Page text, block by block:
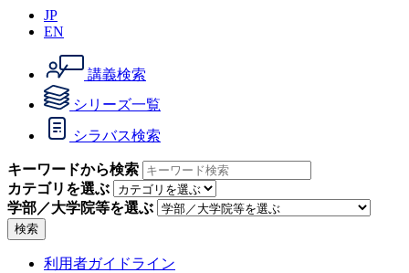
JP
EN
講義検索
シリーズ一覧
シラバス検索
キーワードから検索
カテゴリを選ぶ
学部／大学院等を選ぶ
検索
利用者ガイドライン